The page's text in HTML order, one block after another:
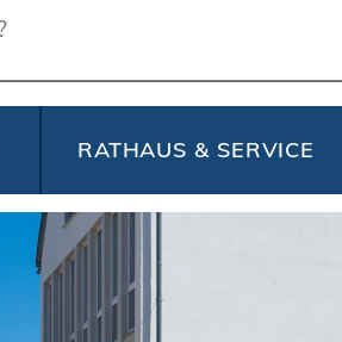
RATHAUS & SERVICE